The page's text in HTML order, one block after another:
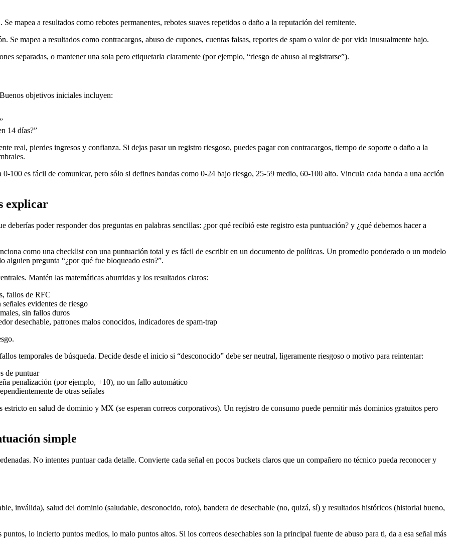
mapea a resultados como rebotes permanentes, rebotes suaves repetidos o daño a la reputación del remitente.
Se mapea a resultados como contracargos, abuso de cupones, cuentas falsas, reportes de spam o valor de por vida inusualmente bajo.
separadas, o mantener una sola pero etiquetarla claramente (por ejemplo, “riesgo de abuso al registrarse”).
objetivos iniciales incluyen:
14 días?”
real, pierdes ingresos y confianza. Si dejas pasar un registro riesgoso, puedes pagar con contracargos, tiempo de soporte o daño a la
100 es fácil de comunicar, pero sólo si defines bandas como 0-24 bajo riesgo, 25-59 medio, 60-100 alto. Vincula cada banda a una acción
explicar
poder responder dos preguntas en palabras sencillas: ¿por qué recibió este registro esta puntuación? y ¿qué debemos hacer a
como una checklist con una puntuación total y es fácil de escribir en un documento de políticas. Un promedio ponderado o un modelo
alguien pregunta “¿por qué fue bloqueado esto?”.
Mantén las matemáticas aburridas y los resultados claros:
fallos de RFC
evidentes de riesgo
sin fallos duros
desechable, patrones malos conocidos, indicadores de spam-trap
temporales de búsqueda. Decide desde el inicio si “desconocido” debe ser neutral, ligeramente riesgoso o motivo para reintentar:
de puntuar
penalización (por ejemplo, +10), no un fallo automático
de otras señales
en salud de dominio y MX (se esperan correos corporativos). Un registro de consumo puede permitir más dominios gratuitos pero
simple
No intentes puntuar cada detalle. Convierte cada señal en pocos buckets claros que un compañero no técnico pueda reconocer y
inválida), salud del dominio (saludable, desconocido, roto), bandera de desechable (no, quizá, sí) y resultados históricos (historial bueno,
lo incierto puntos medios, lo malo puntos altos. Si los correos desechables son la principal fuente de abuso para ti, da a esa señal más